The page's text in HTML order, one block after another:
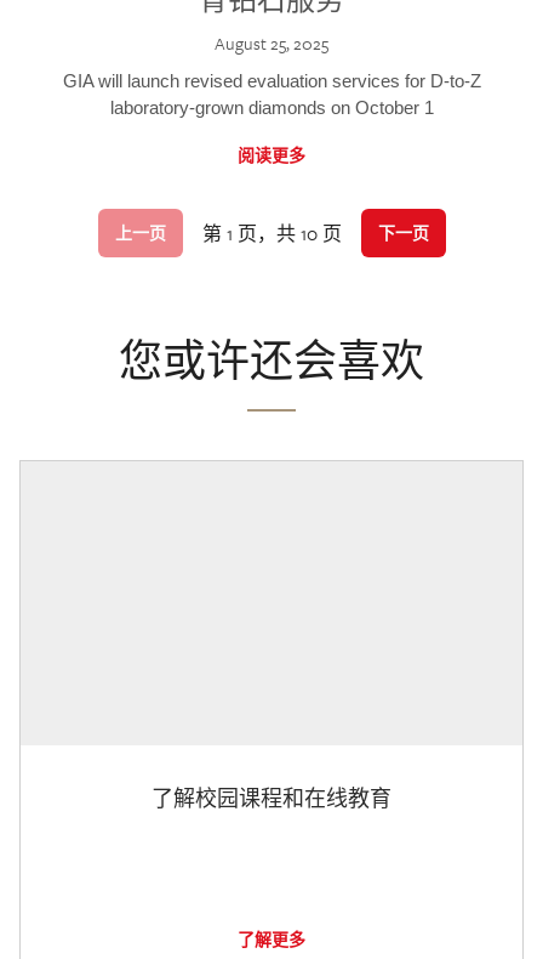
August 25, 2025
GIA will launch revised evaluation services for D-to-Z
laboratory-grown diamonds on October 1
阅读更多
上一页 第 1 页，共 10 页 下一页
您或许还会喜欢
了解校园课程和在线教育
了解更多